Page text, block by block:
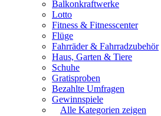
Balkonkraftwerke
Lotto
Fitness & Fitnesscenter
Flüge
Fahrräder & Fahrradzubehör
Haus, Garten & Tiere
Schuhe
Gratisproben
Bezahlte Umfragen
Gewinnspiele
Alle Kategorien zeigen